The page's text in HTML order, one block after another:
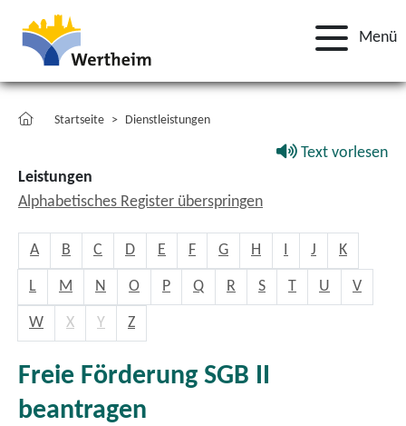
Menü
Startseite Dienstleistungen
Text vorlesen
Leistungen
Alphabetisches Register überspringen
A B C D E F G H I J K
L M N O P Q R S T U V
W X Y Z
Freie Förderung SGB II
beantragen